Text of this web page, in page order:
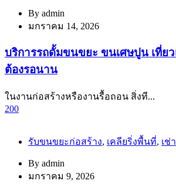
By admin
มกราคม 14, 2026
บริการรถดั้มขนขยะ ขนเศษปูน เที่ยว
ต้องรอนาน
ในงานก่อสร้างหรืองานรื้อถอน สิ่งที...
200
รับขนขยะก่อสร้าง, เคลียริ่งพื้นที่, เช่
By admin
มกราคม 9, 2026